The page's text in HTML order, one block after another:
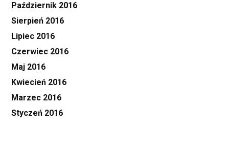
Październik 2016
Sierpień 2016
Lipiec 2016
Czerwiec 2016
Maj 2016
Kwiecień 2016
Marzec 2016
Styczeń 2016